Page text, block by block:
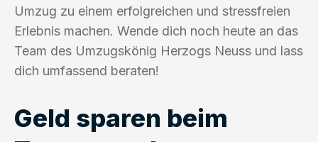
Umzug zu einem erfolgreichen und stressfreien
Erlebnis machen. Wende dich noch heute an das
Team des Umzugskönig Herzogs Neuss und lass
dich umfassend beraten!
Geld sparen beim